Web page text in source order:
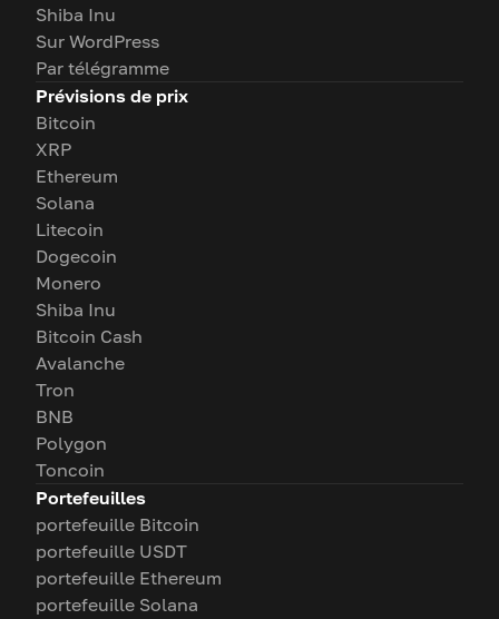
Shiba Inu
Sur WordPress
Par télégramme
Prévisions de prix
Bitcoin
XRP
Ethereum
Solana
Litecoin
Dogecoin
Monero
Shiba Inu
Bitcoin Cash
Avalanche
Tron
BNB
Polygon
Toncoin
Portefeuilles
portefeuille Bitcoin
portefeuille USDT
portefeuille Ethereum
portefeuille Solana